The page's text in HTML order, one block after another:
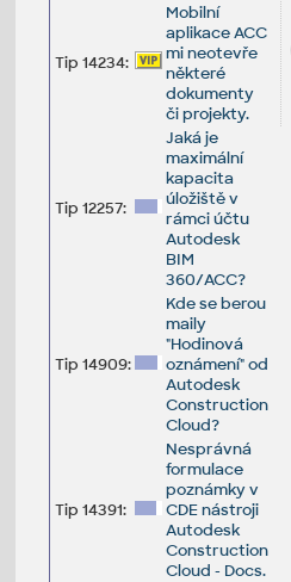
Tip 14234:
Mobilní
aplikace ACC
mi neotevře
některé
dokumenty
či projekty.
Tip 12257:
Jaká je
maximální
kapacita
úložiště v
rámci účtu
Autodesk
BIM
360/ACC?
Tip 14909:
Kde se berou
maily
"Hodinová
oznámení" od
Autodesk
Construction
Cloud?
Tip 14391:
Nesprávná
formulace
poznámky v
CDE nástroji
Autodesk
Construction
Cloud - Docs.